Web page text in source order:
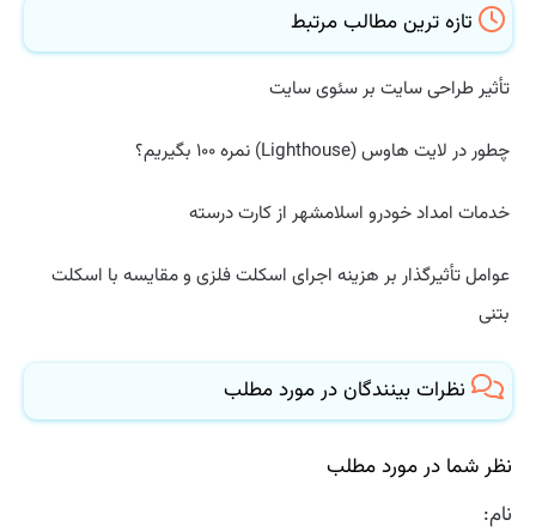
تازه ترین مطالب مرتبط
تأثیر طراحی سایت بر سئوی سایت
چطور در لایت هاوس (Lighthouse) نمره ۱۰۰ بگیریم؟
خدمات امداد خودرو اسلامشهر از کارت درسته
عوامل تأثیرگذار بر هزینه اجرای اسکلت فلزی و مقایسه با اسکلت
بتنی
نظرات بینندگان در مورد مطلب
نظر شما در مورد مطلب
نام: